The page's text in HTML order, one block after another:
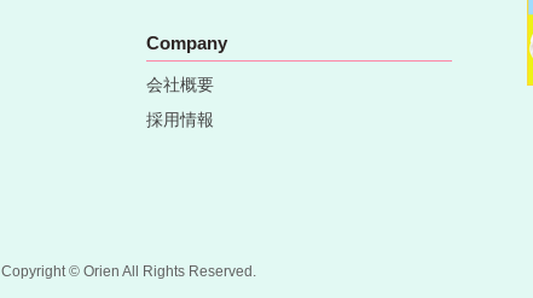
Company
会社概要
採用情報
Copyright © Orien All Rights Reserved.